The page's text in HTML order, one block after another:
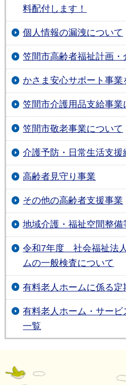
料配付します！
個人情報の漏洩について
笠間市高齢者福祉計画
かさま安心サポート事業
笠間市介護用品支給事業
笠間市敬老事業について
介護予防・日常生活支援
高齢者見守り事業
その他の高齢者支援事業
地域介護・福祉空間整
令和7年度 社会福祉法
ムの一般検査について
有料老人ホームに係る定
有料老人ホーム・サー
一覧